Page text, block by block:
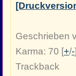
Geschrieben
Karma: 70 [+/-]
Trackback